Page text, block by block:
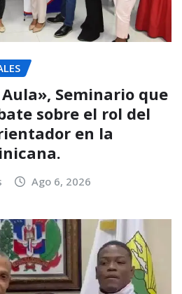
Seminario que
sobre el rol del
en la
Ago 6, 2026